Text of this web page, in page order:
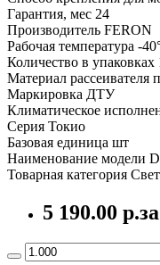
Гарантия, мес 24
Производитель FERON
Рабочая температура -
Количество в упаковках
Материал рассеивателя
Маркировка ДТУ
Климатическое
Серия Токио
Базовая единица шт
Наименование модели
Товарная категория
5 190.00 р.